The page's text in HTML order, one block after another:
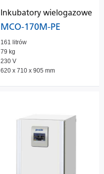
Inkubatory wielogazowe
MCO-170M-PE
161 litrów
79 kg
230 V
620 x 710 x 905 mm